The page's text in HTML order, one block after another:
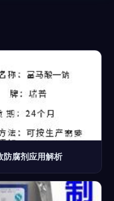
防腐剂应用解析